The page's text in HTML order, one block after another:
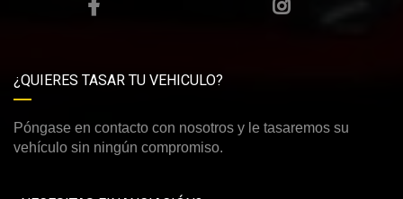
¿QUIERES TASAR TU VEHICULO?
Póngase en contacto con nosotros y le tasaremos su
vehículo sin ningún compromiso.